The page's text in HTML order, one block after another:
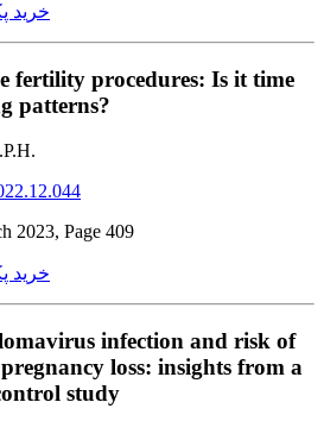
خرید
fertility procedures: Is it time
patterns?
2023, Page 409
خرید
infection and risk of
loss: insights from a
study